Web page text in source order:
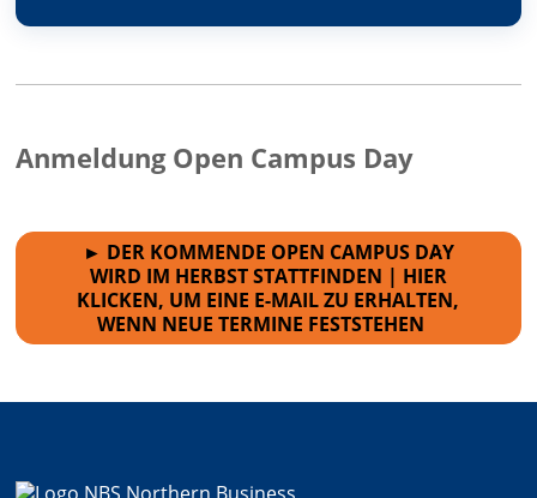
Anmeldung Open Campus Day
► DER KOMMENDE OPEN CAMPUS DAY
WIRD IM HERBST STATTFINDEN | HIER
KLICKEN, UM EINE E-MAIL ZU ERHALTEN,
WENN NEUE TERMINE FESTSTEHEN